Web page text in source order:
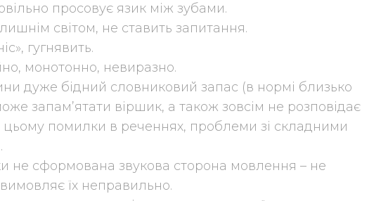
просовує язик між зубами.
світом, не ставить запитання.
гугнявить.
монотонно, невиразно.
дуже бідний словниковий запас (в нормі близько
запам’ятати віршик, а також зовсім не розповідає
цьому помилки в реченнях, проблеми зі складними
не сформована звукова сторона мовлення – не
їх неправильно.